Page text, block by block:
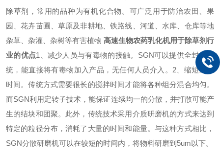
除草剂，常用的品种为有机化合物。可广泛用于防治农田、果
园、花卉苗圃、草原及非耕地、铁路线、河道、水库、仓库等地
杂草、杂灌、杂树等有害植物 高速生物农药乳化机用于除草剂行
业的优点1、减少人员与有毒物的接触。 SGN可以提供全封闭系
统，能直接将有毒物加入产品，无任何人员介入。 2、缩短工艺
时间。传统方式需要很长的搅拌时间才能将各种组分混合均匀。
而SGN利用定转子技术，能保证连续均一的分散，并打散可能产
生的结块和团聚。此外，传统技术采用介质研磨机的方式来达到
特定的粒径分布，消耗了大量的时间和能量。与这种方式相比，
SGN分散研磨机可以在较短的时间内，将物料研磨到5um以下。